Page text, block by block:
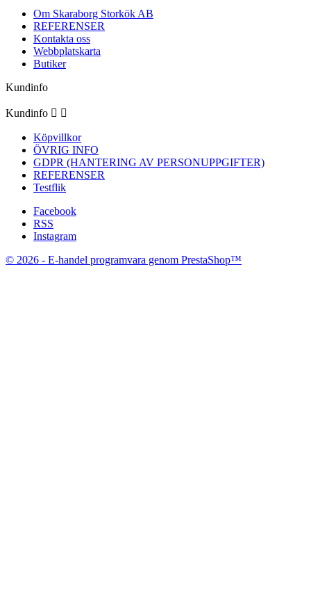
Om Skaraborg Storkök AB
REFERENSER
Kontakta oss
Webbplatskarta
Butiker
Kundinfo
Kundinfo  
Köpvillkor
ÖVRIG INFO
GDPR (HANTERING AV PERSONUPPGIFTER)
REFERENSER
Testflik
Facebook
RSS
Instagram
© 2026 - E-handel programvara genom PrestaShop™